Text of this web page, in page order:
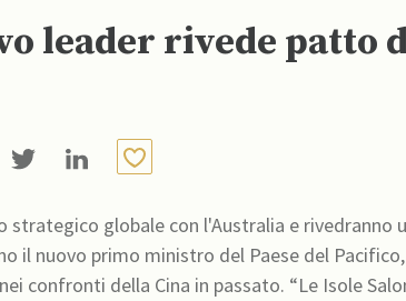
leader rivede patto
globale con l'Australia e rivedranno
il nuovo primo ministro del Paese del
in passato. “Le Isole Salomone sono amiche